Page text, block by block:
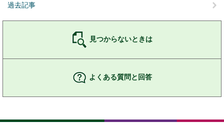
過去記事
見つからないときは
よくある質問と回答